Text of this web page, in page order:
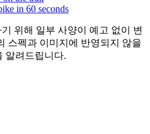
in 60 seconds
위해 일부 사양이 예고 없이 변
스펙과 이미지에 반영되지 않을
알려드립니다.